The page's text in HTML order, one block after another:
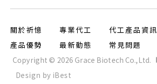
關於祈憶 專業代工 代工產品資訊
產品優勢
最新動態 常見問題
Copyright © 2026 Grace Biotech Co.,Ltd.
Design by iBest